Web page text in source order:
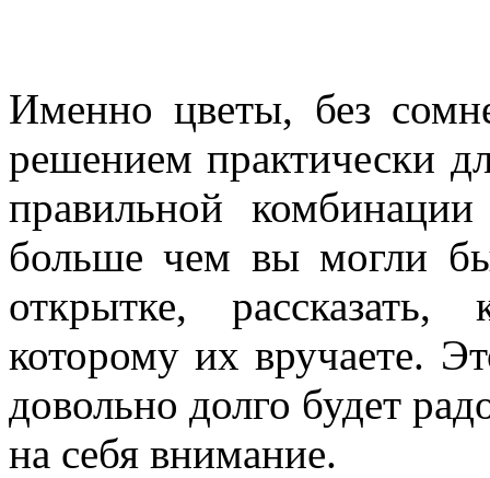
Именно цветы, без
решением практически
правильной
больше чем вы могли
открытке,
которому их вручаете.
довольно долго будет
на себя внимание.